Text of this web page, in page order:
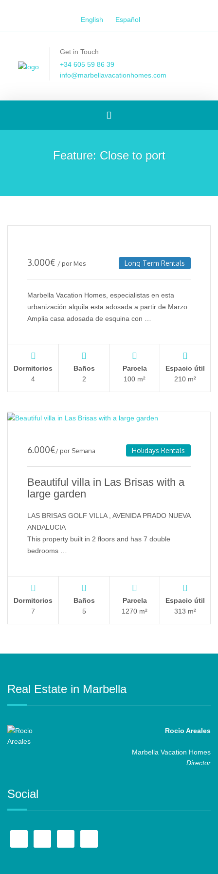
English Español
Get in Touch
+34 605 59 86 39
info@marbellavacationhomes.com
Toggle
Feature: Close to port
3.000€ / por Mes Long Term Rentals
Marbella Vacation Homes, especialistas en esta
urbanización alquila esta adosada a partir de Marzo
Amplia casa adosada de esquina con …
Dormitorios
4
Baños
2
Parcela
100 m²
Espacio útil
210 m²
6.000€/ por Semana Holidays Rentals
Beautiful villa in Las Brisas with a
large garden
LAS BRISAS GOLF VILLA , AVENIDA PRADO NUEVA
ANDALUCIA
This property built in 2 floors and has 7 double
bedrooms …
Dormitorios
7
Baños
5
Parcela
1270 m²
Espacio útil
313 m²
Real Estate in Marbella
Rocio Areales
Marbella Vacation Homes
Director
Social